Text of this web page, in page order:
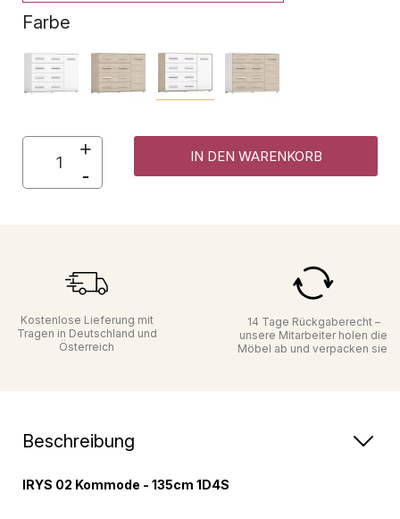
Farbe
IN DEN WARENKORB
Kostenlose Lieferung mit
Tragen in Deutschland und
Österreich
14 Tage Rückgaberecht –
unsere Mitarbeiter holen die
Möbel ab und verpacken sie
Beschreibung
IRYS 02 Kommode - 135cm 1D4S